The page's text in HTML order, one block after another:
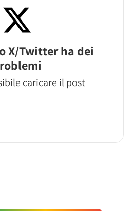
X/Twitter ha dei
caricare il post